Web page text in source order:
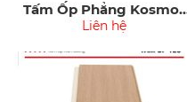
Tấm Ốp Phẳng Kosmos
Nano09-048
Liên hệ